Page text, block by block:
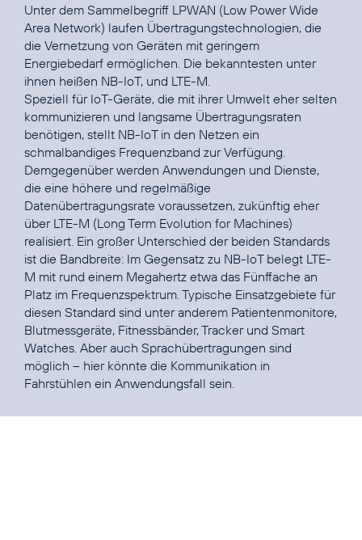
Unter dem Sammelbegriff LPWAN (Low Power Wide
Area Network) laufen Übertragungs­technologien, die
die Vernetzung von Geräten mit geringem
Energiebedarf ermöglichen. Die bekanntesten unter
ihnen heißen NB-IoT, und LTE-M.
Speziell für IoT-Geräte, die mit ihrer Umwelt eher selten
kommunizieren und langsame Übertragungsraten
benötigen, stellt NB-IoT in den Netzen ein
schmalbandiges Frequenzband zur Verfügung.
Demgegenüber werden Anwendungen und Dienste,
die eine höhere und regelmäßige
Datenübertragungsrate voraussetzen, zukünftig eher
über LTE-M (Long Term Evolution for Machines)
realisiert. Ein großer Unterschied der beiden Standards
ist die Bandbreite: Im Gegensatz zu NB-IoT belegt LTE-
M mit rund einem Megahertz etwa das Fünffache an
Platz im Frequenzspektrum. Typische Einsatzgebiete für
diesen Standard sind unter anderem Patientenmonitore,
Blutmessgeräte, Fitnessbänder, Tracker und Smart
Watches. Aber auch Sprachübertragungen sind
möglich – hier könnte die Kommunikation in
Fahrstühlen ein Anwendungsfall sein.